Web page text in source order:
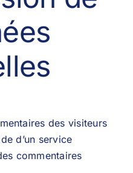
des visiteurs
d’un service
commentaires